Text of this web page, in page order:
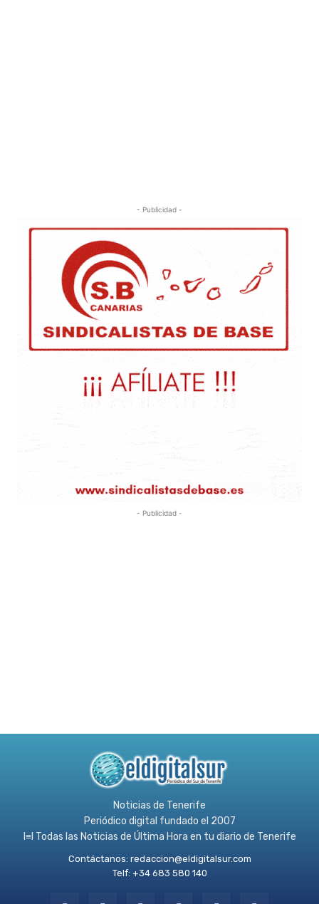
- Publicidad -
- Publicidad -
Noticias de Tenerife
Periódico digital fundado el 2007
l≡l Todas las Noticias de Última Hora en tu diario de Tenerife
Contáctanos: redaccion@eldigitalsur.com
Telf: +34 683 580 140